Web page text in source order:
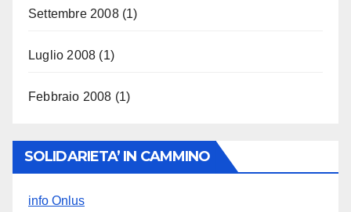
Settembre 2008(1)
Luglio 2008 (1)
Febbraio 2008 (1)
SOLIDARIETA’ IN CAMMINO
info Onlus